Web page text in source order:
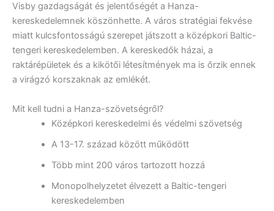
Visby gazdagságát és jelentőségét a Hanza-
kereskedelemnek köszönhette. A város stratégiai fekvése
miatt kulcsfontosságú szerepet játszott a középkori Baltic-
tengeri kereskedelemben. A kereskedők házai, a
raktárépületek és a kikötői létesítmények ma is őrzik ennek
a virágzó korszaknak az emlékét.
Mit kell tudni a Hanza-szövetségről?
Középkori kereskedelmi és védelmi szövetség
A 13-17. század között működött
Több mint 200 város tartozott hozzá
Monopolhelyzetet élvezett a Baltic-tengeri
kereskedelemben